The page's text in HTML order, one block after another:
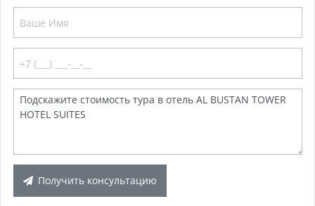
Получить консультацию